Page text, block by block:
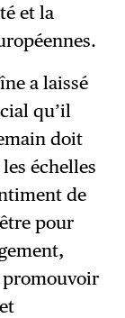
et la
a laissé
qu’il
doit
échelles
de
pour